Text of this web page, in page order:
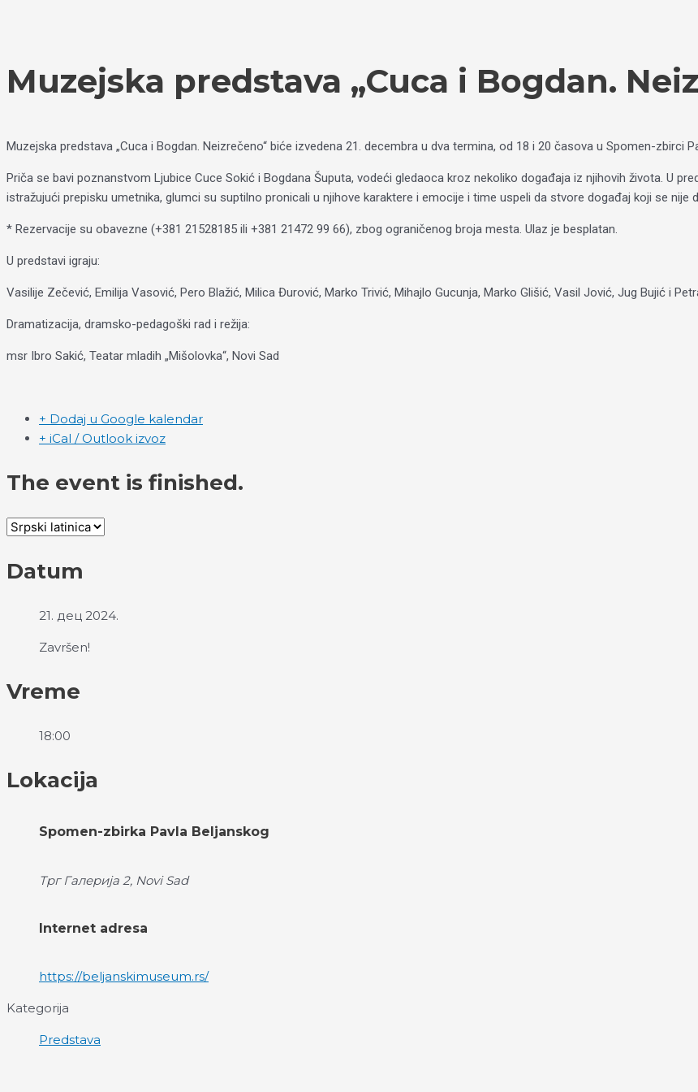
Muzejska predstava „Cuca i Bogdan.
Muzejska predstava „Cuca i Bogdan. Neizrečeno“ biće izvedena 21. decembra u dva termina, od 18 i 20 časova u Spomen-zbirci
Priča se bavi poznanstvom Ljubice Cuce Sokić i Bogdana Šuputa, vodeći gledaoca kroz nekoliko događaja iz njihovih života. U
istražujući prepisku umetnika, glumci su suptilno pronicali u njihove karaktere i emocije i time uspeli da stvore događaj koji se
* Rezervacije su obavezne (+381 21528185 ili +381 21472 99 66), zbog ograničenog broja mesta. Ulaz je besplatan.
U predstavi igraju:
Vasilije Zečević, Emilija Vasović, Pero Blažić, Milica Đurović, Marko Trivić, Mihajlo Gucunja, Marko Glišić, Vasil Jović, Jug Bujić i
Dramatizacija, dramsko-pedagoški rad i režija:
msr Ibro Sakić, Teatar mladih „Mišolovka“, Novi Sad
+ Dodaj u Google kalendar
+ iCal / Outlook izvoz
The event is finished.
Datum
21. дец 2024.
Završen!
Vreme
18:00
Lokacija
Spomen-zbirka Pavla Beljanskog
Трг Галерија 2, Novi Sad
Internet adresa
https://beljanskimuseum.rs/
Kategorija
Predstava